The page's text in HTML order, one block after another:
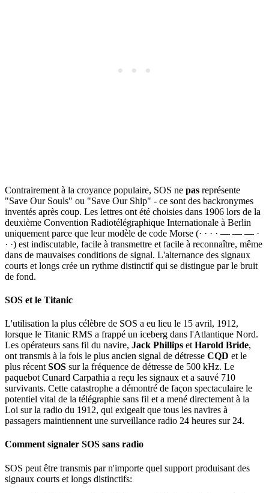
Contrairement à la croyance populaire, SOS ne pas représente
"Save Our Souls" ou "Save Our Ship" - ce sont des backronymes
inventés après coup. Les lettres ont été choisies dans 1906 lors de la
deuxième Convention Radiotélégraphique Internationale à Berlin
uniquement parce que leur modèle de code Morse (· · · · — — — ·
· ·) est indiscutable, facile à transmettre et facile à reconnaître, même
dans de mauvaises conditions de signal. L'alternance des signaux
courts et longs crée un rythme distinctif qui se distingue par le bruit
de fond.
SOS et le Titanic
L'utilisation la plus célèbre de SOS a eu lieu le 15 avril, 1912,
lorsque le Titanic RMS a frappé un iceberg dans l'Atlantique Nord.
Les opérateurs sans fil du navire, Jack Phillips et Harold Bride,
ont transmis à la fois le plus ancien signal de détresse CQD et le
plus récent SOS sur la fréquence de détresse de 500 kHz. Le
paquebot Cunard Carpathia a reçu les signaux et a sauvé 710
survivants. Cette catastrophe a démontré de façon spectaculaire le
potentiel vital de la télégraphie sans fil et a mené directement à la
Loi sur la radio du 1912, qui exigeait que tous les navires à
passagers maintiennent une surveillance radio 24 heures sur 24.
Comment signaler SOS sans radio
SOS peut être transmis par n'importe quel support produisant des
signaux courts et longs distinctifs: